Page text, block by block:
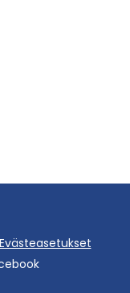
Evästeasetukset